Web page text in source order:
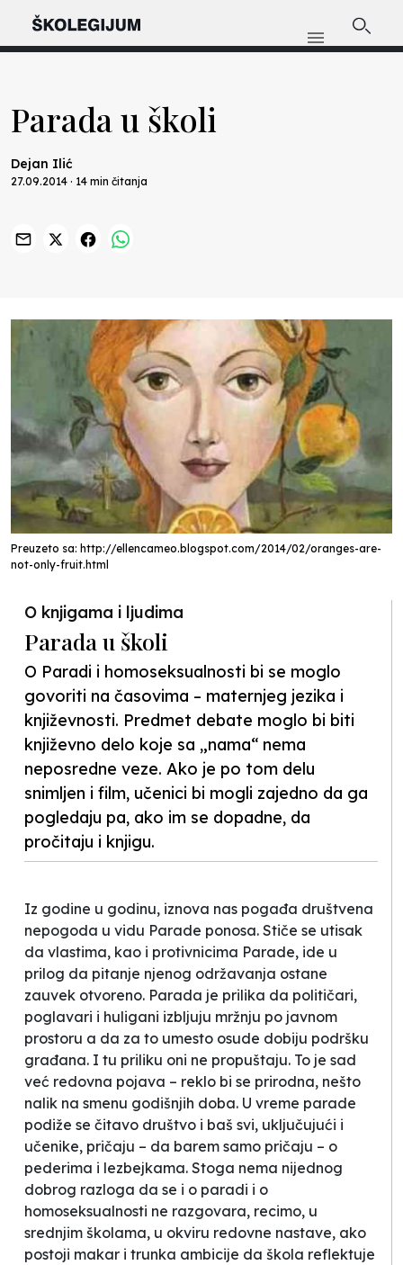
Parada u školi
Dejan Ilić
27.09.2014 · 14 min čitanja
Preuzeto sa: http://ellencameo.blogspot.com/2014/02/oranges-are-
not-only-fruit.html
O knjigama i ljudima
Parada u školi
O Paradi i homoseksualnosti bi se moglo
govoriti na časovima – maternjeg jezika i
književnosti. Predmet debate moglo bi biti
književno delo koje sa „nama“ nema
neposredne veze. Ako je po tom delu
snimljen i film, učenici bi mogli zajedno da ga
pogledaju pa, ako im se dopadne, da
pročitaju i knjigu.
Iz godine u godinu, iznova nas pogađa društvena
nepogoda u vidu Parade ponosa. Stiče se utisak
da vlastima, kao i protivnicima Parade, ide u
prilog da pitanje njenog održavanja ostane
zauvek otvoreno. Parada je prilika da političari,
poglavari i huligani izbljuju mržnju po javnom
prostoru a da za to umesto osude dobiju podršku
građana. I tu priliku oni ne propuštaju. To je sad
već redovna pojava – reklo bi se prirodna, nešto
nalik na smenu godišnjih doba. U vreme parade
podiže se čitavo društvo i baš svi, uključujući i
učenike, pričaju – da barem samo pričaju – o
pederima i lezbejkama. Stoga nema nijednog
dobrog razloga da se i o paradi i o
homoseksualnosti ne razgovara, recimo, u
srednjim školama, u okviru redovne nastave, ako
postoji makar i trunka ambicije da škola reflektuje